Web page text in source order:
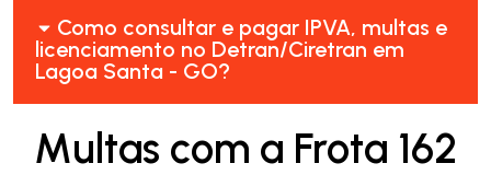
Como consultar e pagar IPVA, multas e
licenciamento no Detran/Ciretran em
Lagoa Santa - GO?
Multas com a Frota 162